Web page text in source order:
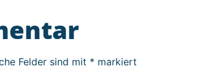
Felder sind mit * markiert